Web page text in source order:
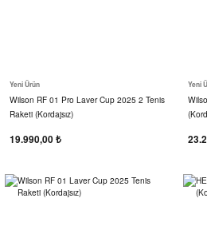
Yeni Ürün
Wilson RF 01 Pro Laver Cup 2025 2 Tenis
Raketi (Kordajsız)
19.990,00 ₺
Yeni